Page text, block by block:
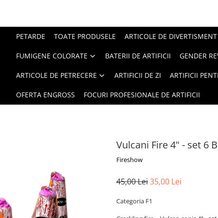
PETARDE TOATE PRODUSELE ARTICOLE DE DIVERTISMENT
FUMIGENE COLORATE BATERII DE ARTIFICII GENDER
ARTICOLE DE PETRECERE ARTIFICII DE ZI ARTIFICII
OFERTA ENGROSS FOCURI PROFESIONALE DE ARTIFICII
Vulcani Fire 4" - set 6
Fireshow
45,00 Lei35,00 Lei
Categoria F1